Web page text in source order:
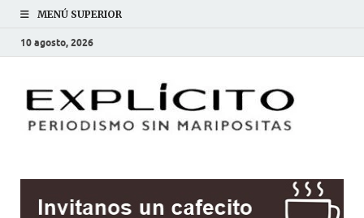
MENÚ SUPERIOR
10 agosto, 2026